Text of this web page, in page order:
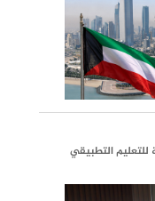
للتعليم التطبيقي